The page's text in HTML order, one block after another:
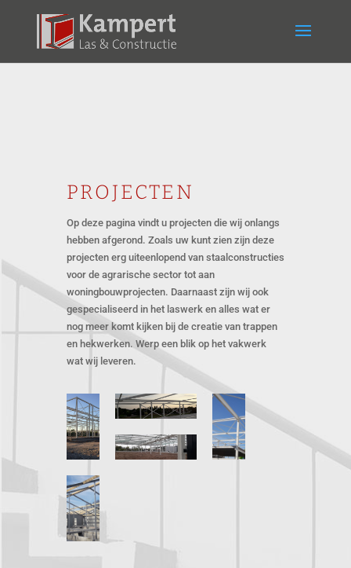
PROJECTEN
Op deze pagina vindt u projecten die wij onlangs
hebben afgerond. Zoals uw kunt zien zijn deze
projecten erg uiteenlopend van staalconstructies
voor de agrarische sector tot aan
woningbouwprojecten. Daarnaast zijn wij ook
gespecialiseerd in het laswerk en alles wat er
nog meer komt kijken bij de creatie van trappen
en hekwerken. Werp een blik op het vakwerk
wat wij leveren.